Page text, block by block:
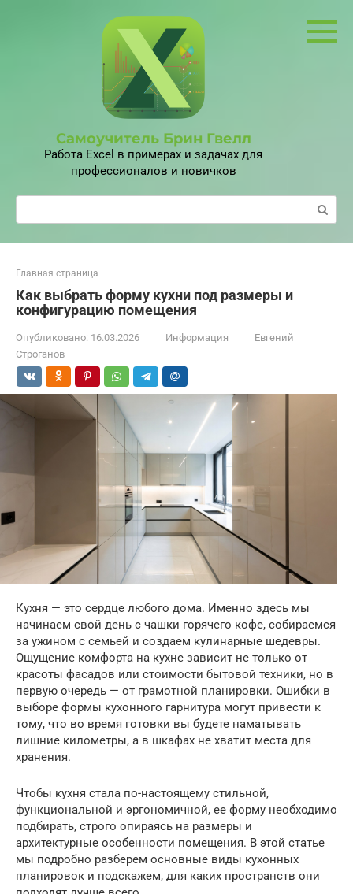
Самоучитель Брин Гвелл
Работа Excel в примерах и задачах для
профессионалов и новичков
Поиск:
Главная страница
Как выбрать форму кухни под размеры и
конфигурацию помещения
Опубликовано: 16.03.2026 Информация
Евгений
Строганов
Кухня — это сердце любого дома. Именно здесь мы
начинаем свой день с чашки горячего кофе, собираемся
за ужином с семьей и создаем кулинарные шедевры.
Ощущение комфорта на кухне зависит не только от
красоты фасадов или стоимости бытовой техники, но в
первую очередь — от грамотной планировки. Ошибки в
выборе формы кухонного гарнитура могут привести к
тому, что во время готовки вы будете наматывать
лишние километры, а в шкафах не хватит места для
хранения.
Чтобы кухня стала по-настоящему стильной,
функциональной и эргономичной, ее форму необходимо
подбирать, строго опираясь на размеры и
архитектурные особенности помещения. В этой статье
мы подробно разберем основные виды кухонных
планировок и подскажем, для каких пространств они